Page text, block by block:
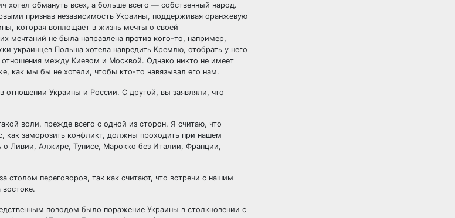
хотел обмануть всех, а больше всего — собственный народ.
признав независимость Украины, поддерживая оранжевую
которая воплощает в жизнь мечты о своей
мечтаний не была направлена против кого-то, например,
украинцев Польша хотела навредить Кремлю, отобрать у него
между Киевом и Москвой. Однако никто не имеет
как мы бы не хотели, чтобы кто-то навязывал его нам.
Украины и России. С другой, вы заявляли, что
воли, прежде всего с одной из сторон. Я считаю, что
как заморозить конфликт, должны проходить при нашем
о Ливии, Алжире, Тунисе, Марокко без Италии, Франции,
переговоров, так как считают, что встречи с нашим
поводом было поражение Украины в столкновении с